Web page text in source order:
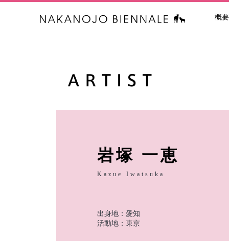
中之条ビエ
概要
岩塚 一恵
Kazue Iwatsuka
出身地：愛知
活動地：東京